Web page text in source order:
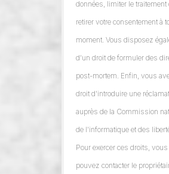
données, limiter le traitement
retirer votre consentement à
moment. Vous disposez
d'un droit de formuler des
post-mortem. Enfin, vous
droit d'introduire une
auprès de la Commission
de l'informatique et des
Pour exercer ces droits, vous
pouvez contacter le